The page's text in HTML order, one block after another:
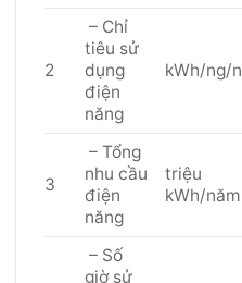
2
– Chỉ
tiêu sử
dụng
điện
năng
kWh/ng/
3
– Tổng
nhu cầu
điện
năng
triệu
kWh/năm
– Số
giờ sử